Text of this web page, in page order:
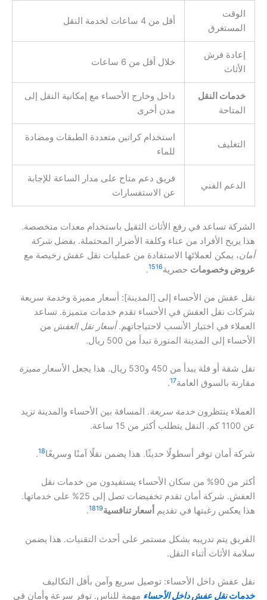
الوقت
المستغرق
أقل من 4 ساعات لخدمة النقل
إعادة فرش
الأثاث
خلال أقل من 6 ساعات
خدمات النقل
المتاحة
داخل وخارج الأحساء مع إمكانية النقل إلى
مدن أخرى
التغليف
استخدام كراتين متعددة الطبقات ومضادة
للماء
الدعم الفني
فريق دعم متاح على مدار الساعة للإجابة
عن الاستفسارات
الشركة تساعد في رفع الأثاث الثقيل باستخدام معدات متخصصة.
هذا يريح الأفراد من عناء وكلفة الأضرار المحتملة. بفضل شركة
أمان، يمكن لعملائها الاستفادة من عمليات نقل عفش رخيصة مع
عروض وخصومات حصرية 1516
.
نقل عفش من الأحساء إلى [المدينة]: أسعار مميزة وخدمة سريعة
شركات نقل العفش في الأحساء تقدم خدمات متميزة. تساعد
العملاء في اختيار الأنسب لاحتياجاتهم.أسعار نقل العفش من
الأحساء إلى المدينة المنورة تبدأ من 500 ريال.
نقل شقة أو فلة يبدأ من 450 و530 ريال. هذا يجعل الأسعار
مميزة
مقارنة بالسوق العامة17
.
العملاء ينتظرون خدمة سريعة. المسافة بين الأحساء والمدينة تزيد
عن 1100 كم. النقل يتطلب أكثر من 15 ساعة.
شركة أمان توفر أسطولًا حديثًا. هذا يضمن نقلًا آمنًا وسريعًا18
.
أكثر من 90% من سكان الأحساء يستفيدون من خدمات نقل
العفش. شركة أمان تقدم تخفيضات تصل إلى 25% على خدماتها.
هذا يعكس رغبتها في تقديم أسعار تنافسية 1819
.
الفريق يتم تدريبه بشكل مستمر على أحدث التقنيات. هذا يضمن
سلامة الأثاث أثناء النقل.
نقل عفش داخل الأحساء: توصيل سريع وآمن بأقل التكاليف
خدماتنقل عفش داخل الأحساء مهمة للناس. توفر سرعة وأمان في